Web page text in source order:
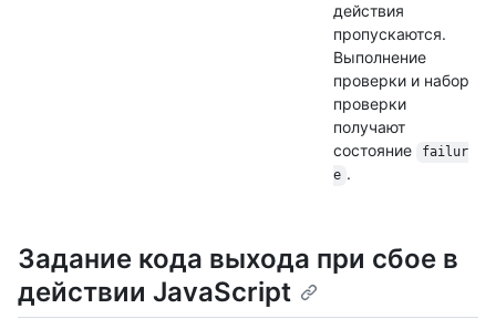
действия
пропускаются.
Выполнение
проверки и набор
проверки
получают
состояние
failur
e .
Задание кода выхода при сбое в
действии JavaScript